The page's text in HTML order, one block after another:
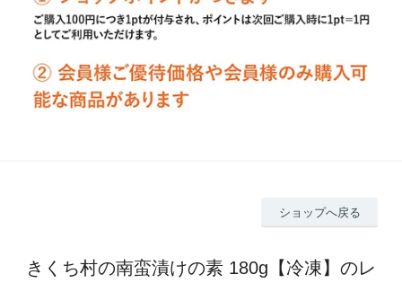
ショップへ戻る
きくち村の南蛮漬けの素 180g【冷凍】のレ